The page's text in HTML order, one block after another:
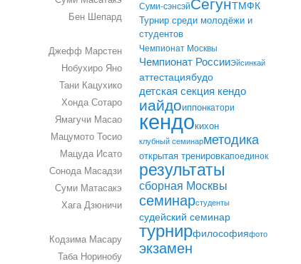
Бен Шепард
Джефф Марстен
Нобухиро Яно
Тани Кацухико
Хонда Сотаро
Ямагучи Масао
Мацумото Тосио
Мацуда Исато
Сонода Масадзи
Суми Матасакэ
Хага Дзюничи
Кодзима Масару
Таба Норинобу
Суми-сэнсэй ТМФК
Турнир среди молодёжи и
студентов
Чемпионат Москвы
Чемпионат РоссииЭйсинкай
аттестациябудо
детская секция кендо
иайдоиппонкатори
кендокихон
клубный семинарметодика
открытая тренировкапоединок
результаты
сборная Москвы
семинарстуденты
судейский семинар
турнирфилософияфото
экзамен